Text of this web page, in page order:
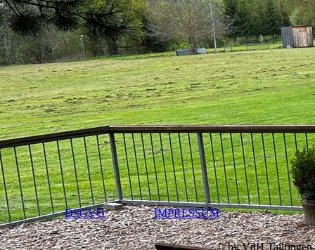
DSGVO IMPRESSUM
© by VdH Tailfingen